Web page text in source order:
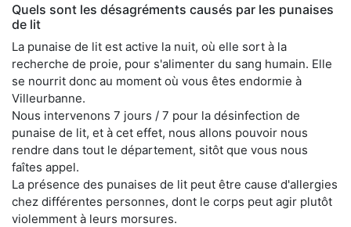
Quels sont les désagréments causés par les punaises
de lit
La punaise de lit est active la nuit, où elle sort à la
recherche de proie, pour s'alimenter du sang humain. Elle
se nourrit donc au moment où vous êtes endormie à
Villeurbanne.
Nous intervenons 7 jours / 7 pour la désinfection de
punaise de lit, et à cet effet, nous allons pouvoir nous
rendre dans tout le département, sitôt que vous nous
faîtes appel.
La présence des punaises de lit peut être cause d'allergies
chez différentes personnes, dont le corps peut agir plutôt
violemment à leurs morsures.